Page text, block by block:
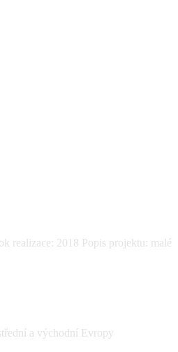
realizace: 2018 Popis projektu: malé
a východní Evropy